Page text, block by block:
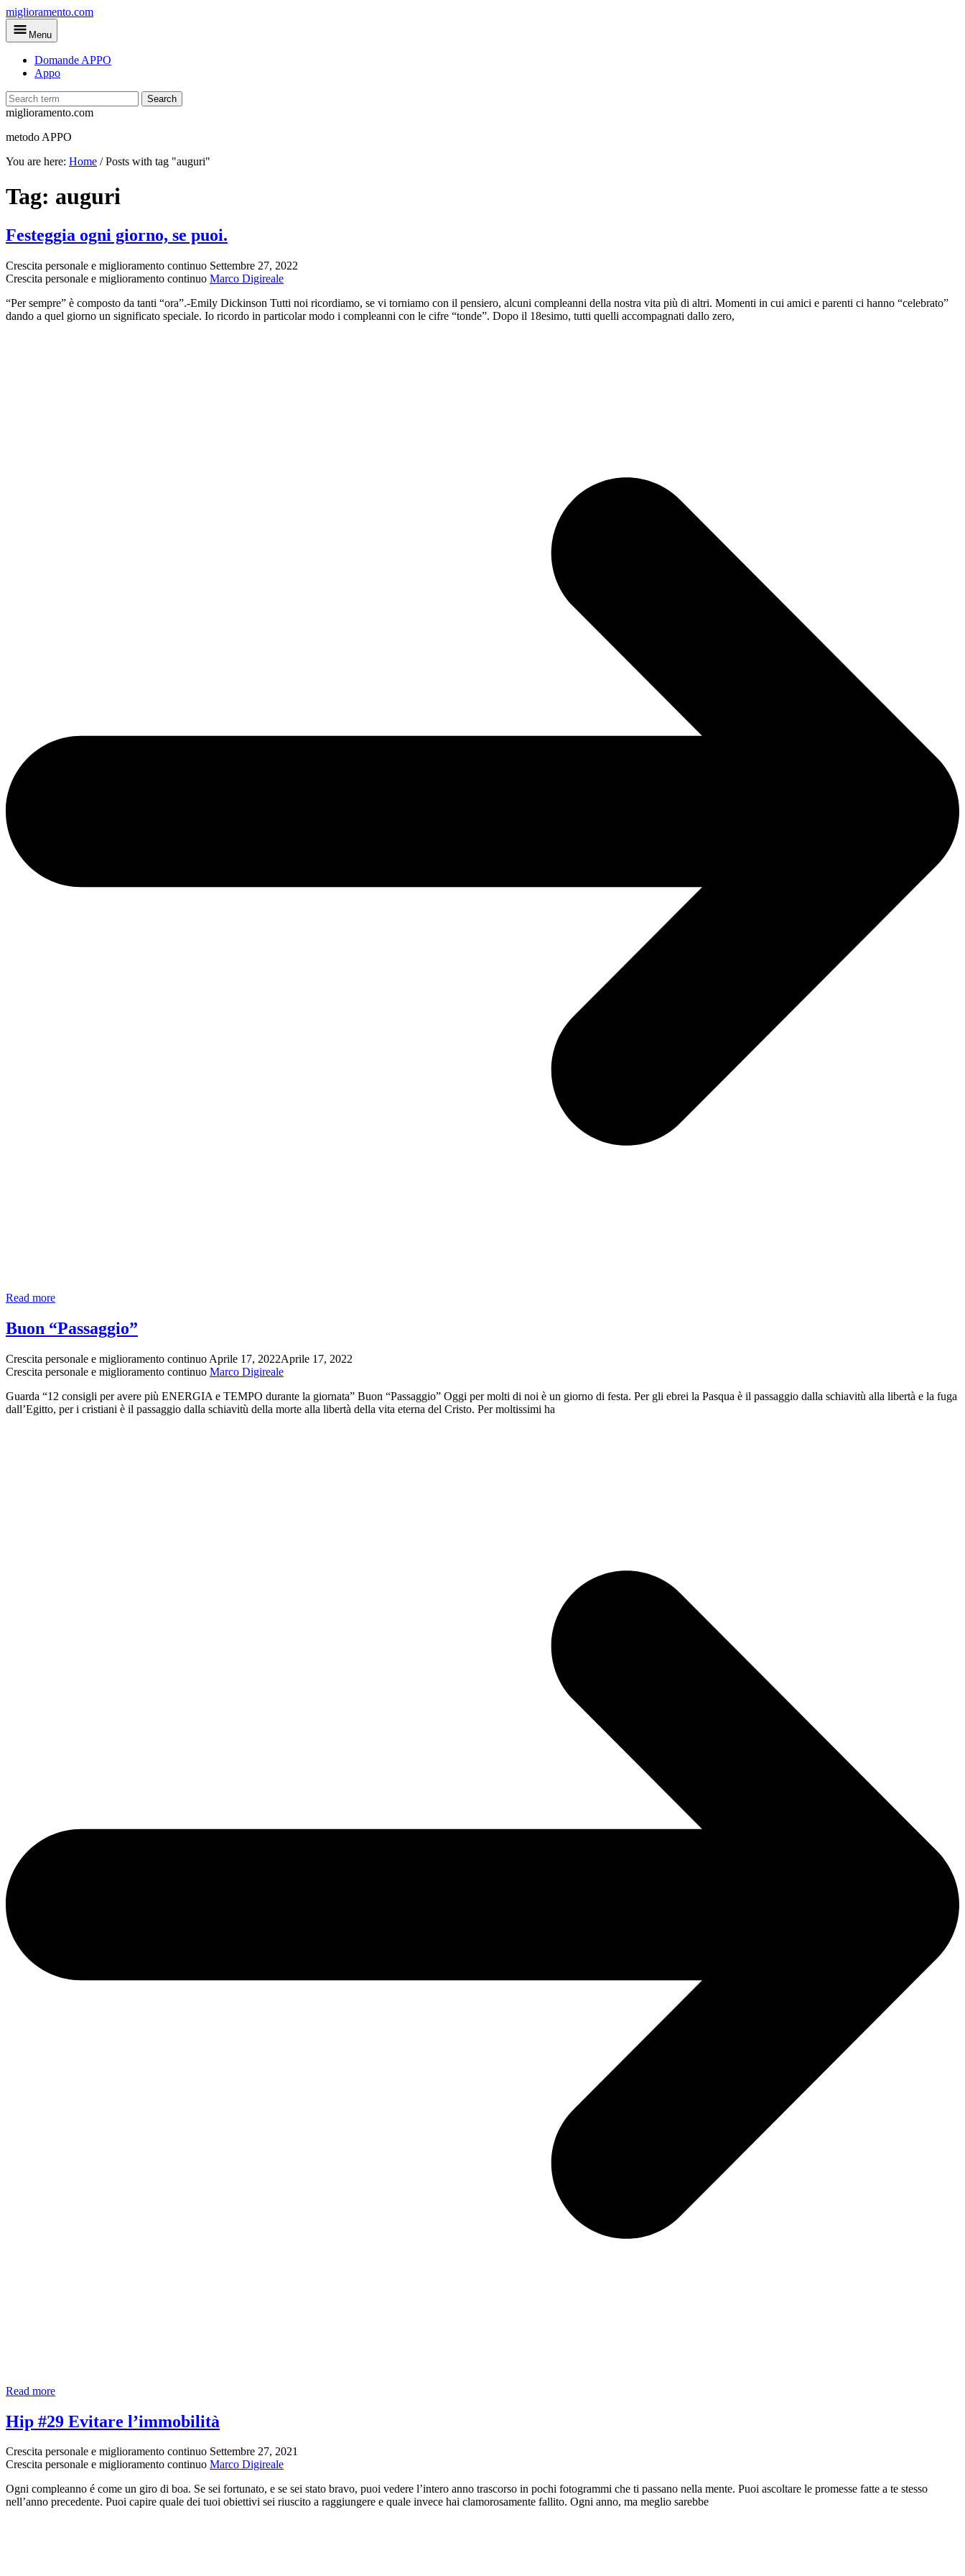
Skip
to
main
miglioramento.com
Menu
Domande APPO
Appo
Search
miglioramento.com
metodo APPO
You are here: Home /Posts with tag "auguri"
Tag: auguri
Festeggia ogni giorno, se puoi.
Crescita personale e miglioramento continuo Settembre 27, 2022
Crescita personale e miglioramento continuo Marco Digireale
“Per sempre” è composto da tanti “ora”.-Emily Dickinson Tutti noi ricordiamo, se vi torniamo con il pensiero, alcuni compleanni della nostra vita più di altri. Momenti in cui amici e parenti ci hanno “celebrato”
dando a quel giorno un significato speciale. Io ricordo in particolar modo i compleanni con le cifre “tonde”. Dopo il 18esimo, tutti quelli accompagnati dallo zero,
Read moreFesteggia
giorno,
se
Buon “Passaggio”
Crescita personale e miglioramento continuo Aprile 17, 2022Aprile 17, 2022
Crescita personale e miglioramento continuo Marco Digireale
Guarda “12 consigli per avere più ENERGIA e TEMPO durante la giornata” Buon “Passaggio” Oggi per molti di noi è un giorno di festa. Per gli ebrei la Pasqua è il passaggio dalla schiavitù alla libertà e la fuga
dall’Egitto, per i cristiani è il passaggio dalla schiavitù della morte alla libertà della vita eterna del Cristo. Per moltissimi ha
Read moreBuon
Hip #29 Evitare l’immobilità
Crescita personale e miglioramento continuo Settembre 27, 2021
Crescita personale e miglioramento continuo Marco Digireale
Ogni compleanno é come un giro di boa. Se sei fortunato, e se sei stato bravo, puoi vedere l’intero anno trascorso in pochi fotogrammi che ti passano nella mente. Puoi ascoltare le promesse fatte a te stesso
nell’anno precedente. Puoi capire quale dei tuoi obiettivi sei riuscito a raggiungere e quale invece hai clamorosamente fallito. Ogni anno, ma meglio sarebbe